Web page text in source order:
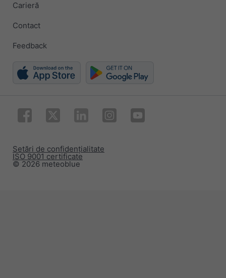
Carieră
Contact
Feedback
© 2026 meteoblue
ISO 9001 certificate
Setări de confidențialitate